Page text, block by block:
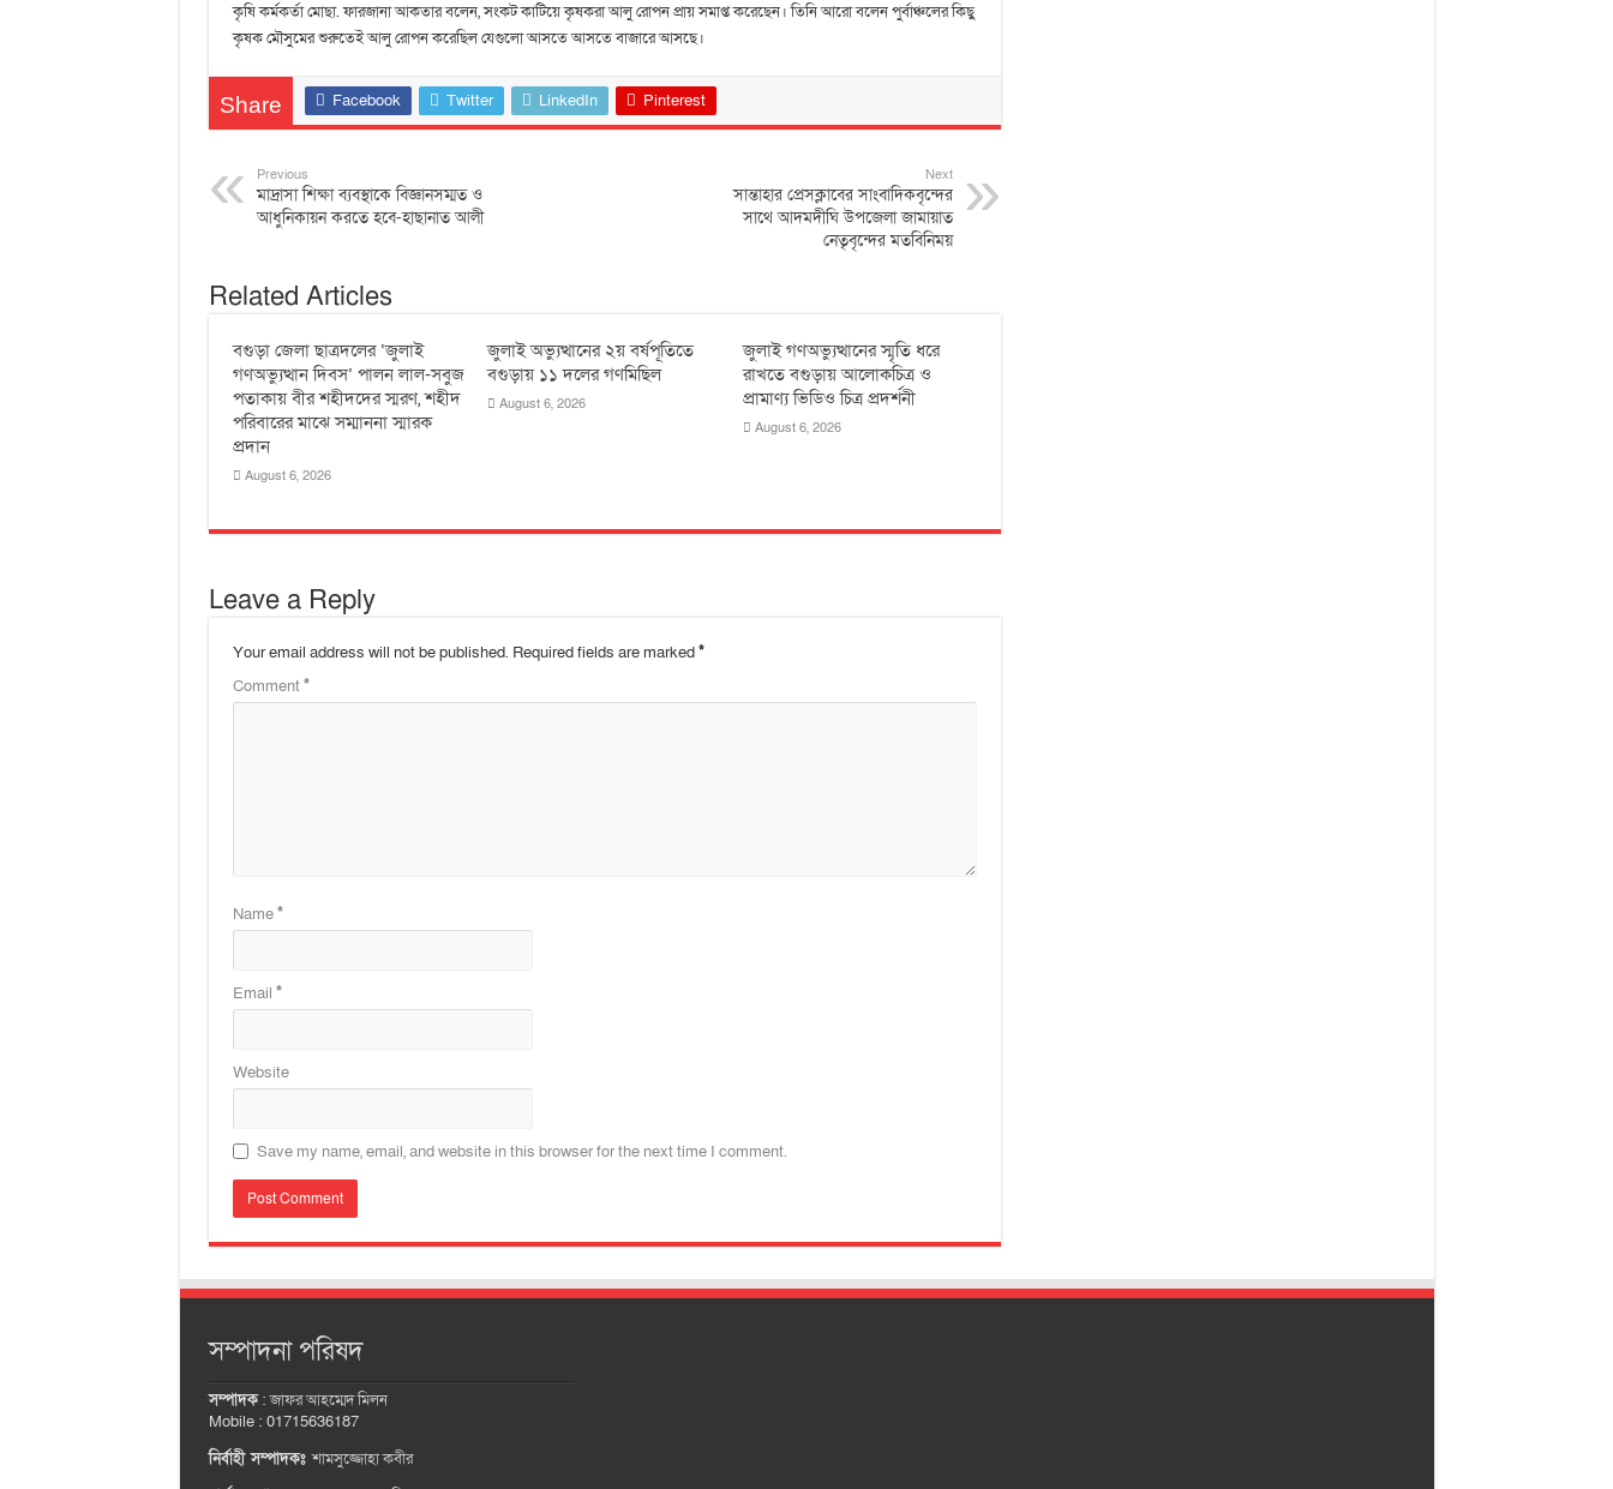
কৃষি কর্মকর্তা মোছা. ফারজানা আকতার বলেন, সংকট কাটিয়ে কৃষকরা আলু রোপন প্রায় সমাপ্ত করেছেন। তিনি আরো বলেন পুর্বাঞ্চলের কিছু
কৃষক মৌসুমের শুরুতেই আলু রোপন করেছিল যেগুলো আসতে আসতে বাজারে আসছে।
Share Facebook Twitter LinkedIn Pinterest
Previous
মাদ্রাসা শিক্ষা ব্যবস্থাকে বিজ্ঞানসম্মত ও
আধুনিকায়ন করতে হবে-হাছানাত আলী
Next
সান্তাহার প্রেসক্লাবের সাংবাদিকবৃন্দের
সাথে আদমদীঘি উপজেলা জামায়াত
নেতৃবৃন্দের মতবিনিময়
Related Articles
বগুড়া জেলা ছাত্রদলের ‘জুলাই
গণঅভ্যুত্থান দিবস’ পালন লাল-সবুজ
পতাকায় বীর শহীদদের স্মরণ, শহীদ
পরিবারের মাঝে সম্মাননা স্মারক
প্রদান
August 6, 2026
জুলাই অভ্যুত্থানের ২য় বর্ষপূতিতে
বগুড়ায় ১১ দলের গণমিছিল
August 6, 2026
জুলাই গণঅভ্যুত্থানের স্মৃতি ধরে
রাখতে বগুড়ায় আলোকচিত্র ও
প্রামাণ্য ভিডিও চিত্র প্রদর্শনী
August 6, 2026
Leave a Reply
Your email address will not be published. Required fields are marked*
Comment*
Name*
Email *
Website
Save my name, email, and website in this browser for the next time I comment.
সম্পাদনা পরিষদ
সম্পাদক:জাফর আহম্মেদ মিলন
Mobile : 01715636187
নির্বাহী সম্পাদকঃশামসুজ্জোহা কবীর